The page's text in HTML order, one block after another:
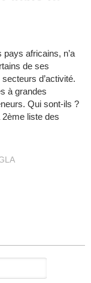
pays africains, n’a
de ses
d’activité.
à grandes
Qui sont-ils ?
liste des